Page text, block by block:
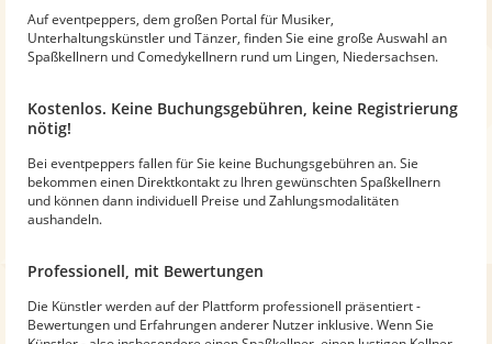
Auf eventpeppers, dem großen Portal für Musiker,
Unterhaltungskünstler und Tänzer, finden Sie eine große Auswahl an
Spaßkellnern und Comedykellnern rund um Lingen, Niedersachsen.
Kostenlos. Keine Buchungsgebühren, keine Registrierung
nötig!
Bei eventpeppers fallen für Sie keine Buchungsgebühren an. Sie
bekommen einen Direktkontakt zu Ihren gewünschten Spaßkellnern
und können dann individuell Preise und Zahlungsmodalitäten
aushandeln.
Professionell, mit Bewertungen
Die Künstler werden auf der Plattform professionell präsentiert -
Bewertungen und Erfahrungen anderer Nutzer inklusive. Wenn Sie